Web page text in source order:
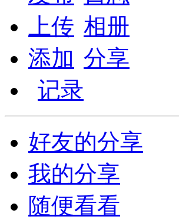
上传 相册
添加 分享
记录
好友的分享
我的分享
随便看看